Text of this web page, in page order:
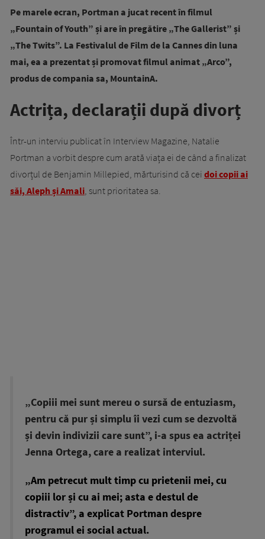
Pe marele ecran, Portman a jucat recent în filmul
„Fountain of Youth” și are în pregătire „The Gallerist” și
„The Twits”. La Festivalul de Film de la Cannes din luna
mai, ea a prezentat și promovat filmul animat „Arco”,
produs de compania sa, MountainA.
Actrița, declarații după divorț
Într-un interviu publicat în Interview Magazine, Natalie
Portman a vorbit despre cum arată viața ei de când a finalizat
divorțul de Benjamin Millepied, mărturisind că cei doi copii ai
săi, Aleph și Amali, sunt prioritatea sa.
„Copiii mei sunt mereu o sursă de entuziasm,
pentru că pur și simplu îi vezi cum se dezvoltă
și devin indivizii care sunt”, i-a spus ea actriței
Jenna Ortega, care a realizat interviul.
„Am petrecut mult timp cu prietenii mei, cu
copiii lor și cu ai mei; asta e destul de
distractiv”, a explicat Portman despre
programul ei social actual.